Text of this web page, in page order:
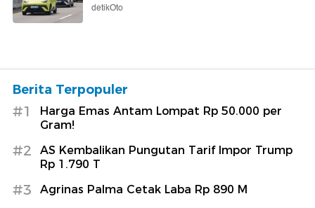
detikOto
Berita Terpopuler
#1
Harga Emas Antam Lompat Rp 50.000 per
Gram!
#2
AS Kembalikan Pungutan Tarif Impor Trump
Rp 1.790 T
#3 Agrinas Palma Cetak Laba Rp 890 M